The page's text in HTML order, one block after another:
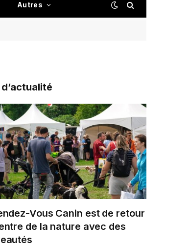
Autres
Vous Canin est de retour
de la nature avec des